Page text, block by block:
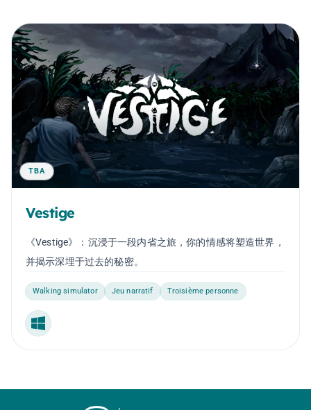
TBA
Vestige
《Vestige》：沉浸于一段内省之旅，你的情感将塑造世界，
并揭示深埋于过去的秘密。
Walking simulator Jeu narratif Troisième personne
Windows